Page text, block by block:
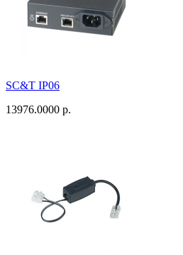
SC&T IP06
13976.0000 р.